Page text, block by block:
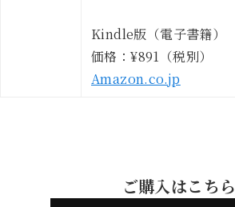
Kindle版（電子書籍）
価格：¥891（税別）
Amazon.co.jp
ご購入はこちら